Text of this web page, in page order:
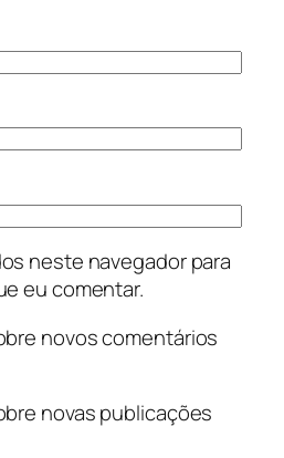
neste navegador para
eu comentar.
novos comentários
novas publicações